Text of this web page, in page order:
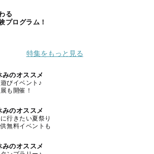
る
プログラム！
特集をもっと見る
みのオススメ
びイベント♪
も開催！
みのオススメ
行きたい夏祭り
無料イベントも
みのオススメ